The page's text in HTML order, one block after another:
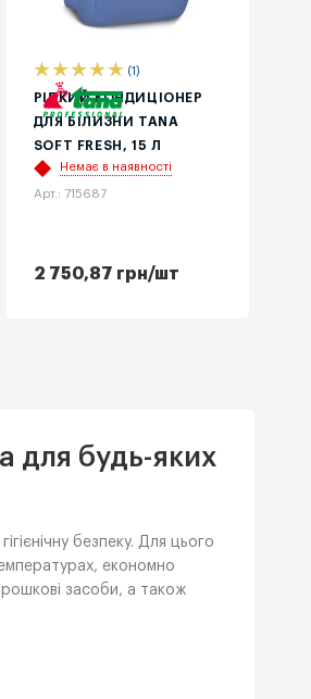
(1)
РІДКИЙ КОНДИЦІОНЕР
ДЛЯ БІЛИЗНИ TANA
SOFT FRESH, 15 Л
Немає в наявності
Арт.: 715687
2 750,87 грн/шт
для будь-яких
безпеку. Для цього
економно
засоби, а також